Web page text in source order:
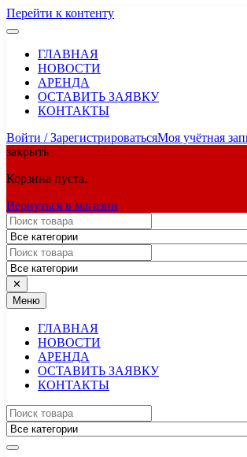
Перейти к контенту
ГЛАВНАЯ
НОВОСТИ
АРЕНДА
ОСТАВИТЬ ЗАЯВКУ
КОНТАКТЫ
Войти / ЗарегистрироватьсяМоя учётная
закрыть
Корзина пуста.
Вернуться в магазин
✕
Меню
ГЛАВНАЯ
НОВОСТИ
АРЕНДА
ОСТАВИТЬ ЗАЯВКУ
КОНТАКТЫ